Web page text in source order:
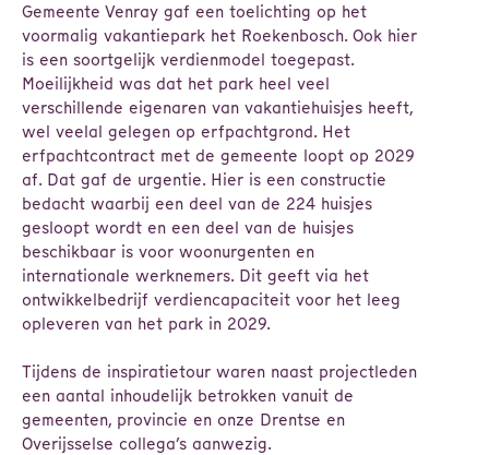
Gemeente Venray gaf een toelichting op het
voormalig vakantiepark het Roekenbosch. Ook hier
is een soortgelijk verdienmodel toegepast.
Moeilijkheid was dat het park heel veel
verschillende eigenaren van vakantiehuisjes heeft,
wel veelal gelegen op erfpachtgrond. Het
erfpachtcontract met de gemeente loopt op 2029
af. Dat gaf de urgentie. Hier is een constructie
bedacht waarbij een deel van de 224 huisjes
gesloopt wordt en een deel van de huisjes
beschikbaar is voor woonurgenten en
internationale werknemers. Dit geeft via het
ontwikkelbedrijf verdiencapaciteit voor het leeg
opleveren van het park in 2029.
Tijdens de inspiratietour waren naast projectleden
een aantal inhoudelijk betrokken vanuit de
gemeenten, provincie en onze Drentse en
Overijsselse collega’s aanwezig.